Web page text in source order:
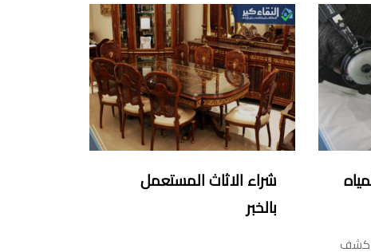
كشف
شراء الاثاث المستعمل
بالخبر